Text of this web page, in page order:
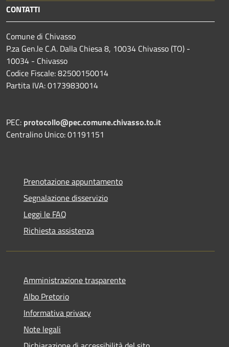
CONTATTI
Comune di Chivasso
P.za Gen.le C.A. Dalla Chiesa 8, 10034 Chivasso (TO) -
10034 - Chivasso
Codice Fiscale: 82500150014
Partita IVA: 01739830014
PEC: protocollo@pec.comune.chivasso.to.it
Centralino Unico: 01191151
Prenotazione appuntamento
Segnalazione disservizio
Leggi le FAQ
Richiesta assistenza
Amministrazione trasparente
Albo Pretorio
Informativa privacy
Note legali